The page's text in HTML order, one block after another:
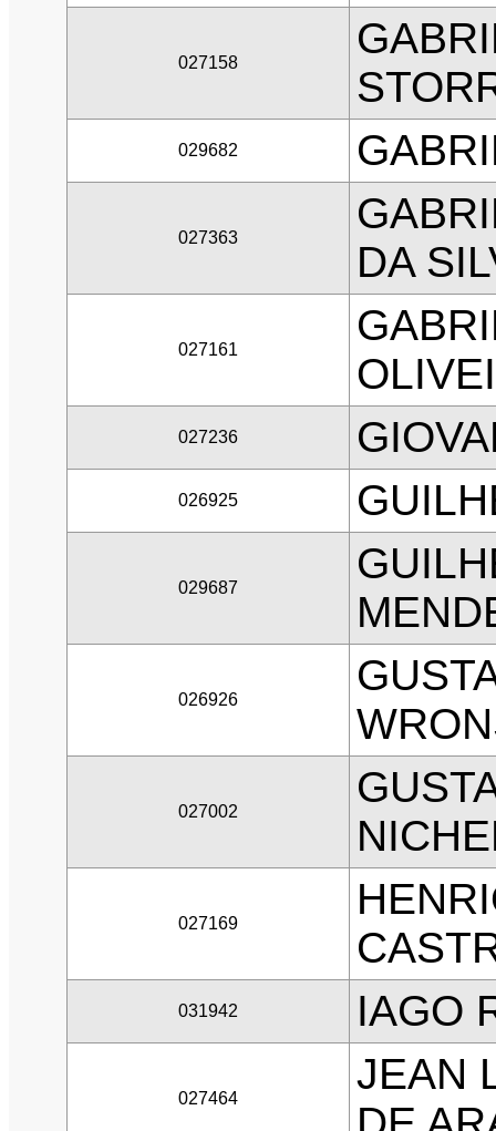
027158
029682
027363
DA
027161
027236
026925
029687
026926
027002
027169
031942 IAGO
027464
JEAN